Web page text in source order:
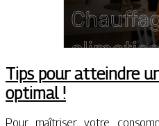
Tips pour atteindre
optimal !
Pour maîtriser votre